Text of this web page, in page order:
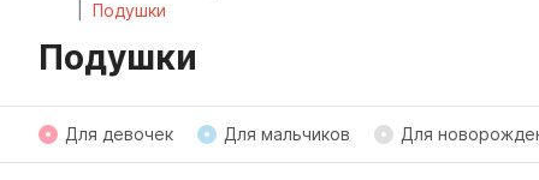
Подушки
Подушки
Для девочек Для мальчиков Для